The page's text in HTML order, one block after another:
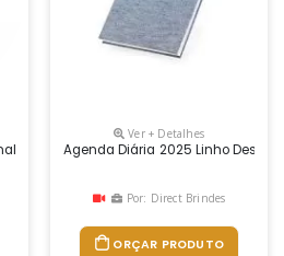
Com A Sua Logo Marca Na 1ª E
Ver + Detalhes
Agenda Diária 2025 Linho
Por: Direct Brindes
ORÇAR PRODUTO